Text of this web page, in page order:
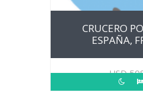
CRUCERO
ESPAÑA,
USD